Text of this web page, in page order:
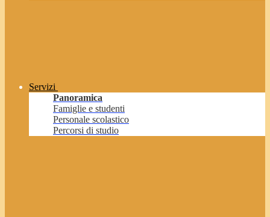
Servizi
Panoramica
Famiglie e studenti
Personale scolastico
Percorsi di studio